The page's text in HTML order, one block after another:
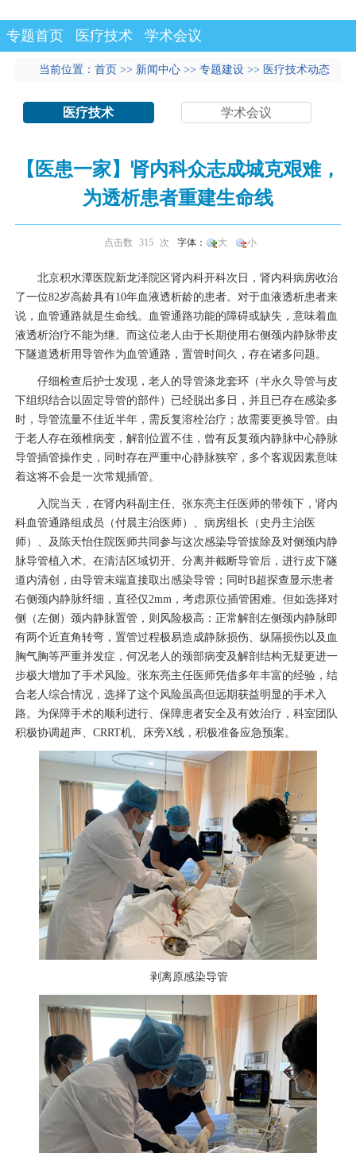
专题首页 医疗技术 学术会议
当前位置： 首页 >> 新闻中心 >> 专题建设 >> 医疗技术动态
医疗技术 学术会议
【医患一家】肾内科众志成城克艰难，
为透析患者重建生命线
点击数 315 次 字体： 大 小
北京积水潭医院新龙泽院区肾内科开科次日， 肾内科病房收治
了一位82岁高龄具有10年血液透析龄的患者。对于血液透析患者来
说，血管通路就是生命线。血管通路功能的障碍或缺失，意味着血
液透析治疗不能为继。而这位老人由于长期使用右侧颈内静脉带皮
下隧道透析用导管作为血管通路，置管时间久，存在诸多问题。
仔细检查后护士发现，老人的导管涤龙套环（半永久导管与皮
下组织结合以固定导管的部件）已经脱出多日，并且已存在感染多
时，导管流量不佳近半年，需反复溶栓治疗；故需要更换导管。由
于老人存在颈椎病变，解剖位置不佳，曾有反复颈内静脉中心静脉
导管插管操作史，同时存在严重中心静脉狭窄，多个客观因素意味
着这将不会是一次常规插管。
入院当天，在肾内科副主任、 张东亮主任医师的带领下， 肾内
科血管通路组成员（付晨主治医师 ）、病房组长（史丹主治医
师 ）、及陈天怡住院医师共同参与这次感染导管拔除及对侧颈内静
脉导管植入术。在清洁区域切开、分离并截断导管后，进行皮下隧
道内清创，由导管末端直接取出感染导管；同时B超探查显示患者
右侧颈内静脉纤细，直径仅2mm ，考虑原位插管困难。但如选择对
侧（左侧）颈内静脉置管，则风险极高：正常解剖左侧颈内静脉即
有两个近直角转弯，置管过程极易造成静脉损伤、纵隔损伤以及血
胸气胸等严重并发症，何况老人的颈部病变及解剖结构无疑更进一
步极大增加了手术风险。 张东亮主任医师凭借多年丰富的经验，结
合老人综合情况，选择了这个风险虽高但远期获益明显的手术入
路。为保障手术的顺利进行、保障患者安全及有效治疗，科室团队
积极协调超声、 CRRT机、床旁X线，积极准备应急预案。
剥离原感染导管